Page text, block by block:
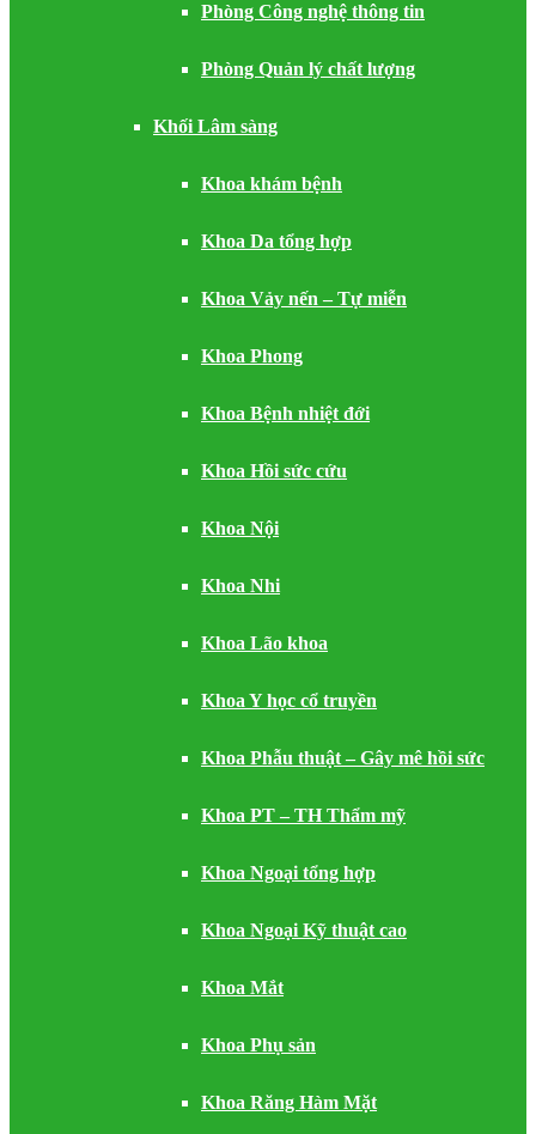
Phòng Công nghệ thông tin
Phòng Quản lý chất lượng
Khối Lâm sàng
Khoa khám bệnh
Khoa Da tổng hợp
Khoa Vảy nến – Tự miễn
Khoa Phong
Khoa Bệnh nhiệt đới
Khoa Hồi sức cứu
Khoa Nội
Khoa Nhi
Khoa Lão khoa
Khoa Y học cổ truyền
Khoa Phẫu thuật – Gây mê hồi sức
Khoa PT – TH Thẩm mỹ
Khoa Ngoại tổng hợp
Khoa Ngoại Kỹ thuật cao
Khoa Mắt
Khoa Phụ sản
Khoa Răng Hàm Mặt